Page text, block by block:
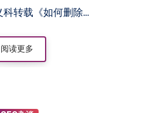
科转载《如何删除…
阅读更多